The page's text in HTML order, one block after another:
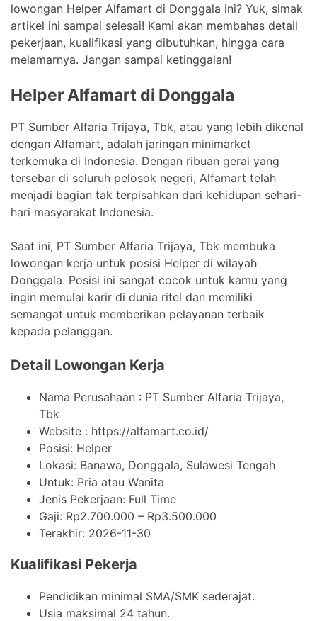
lowongan Helper Alfamart di Donggala ini? Yuk, simak
artikel ini sampai selesai! Kami akan membahas detail
pekerjaan, kualifikasi yang dibutuhkan, hingga cara
melamarnya. Jangan sampai ketinggalan!
Helper Alfamart di Donggala
PT Sumber Alfaria Trijaya, Tbk, atau yang lebih dikenal
dengan Alfamart, adalah jaringan minimarket
terkemuka di Indonesia. Dengan ribuan gerai yang
tersebar di seluruh pelosok negeri, Alfamart telah
menjadi bagian tak terpisahkan dari kehidupan sehari-
hari masyarakat Indonesia.
Saat ini, PT Sumber Alfaria Trijaya, Tbk membuka
lowongan kerja untuk posisi Helper di wilayah
Donggala. Posisi ini sangat cocok untuk kamu yang
ingin memulai karir di dunia ritel dan memiliki
semangat untuk memberikan pelayanan terbaik
kepada pelanggan.
Detail Lowongan Kerja
Nama Perusahaan : PT Sumber Alfaria Trijaya,
Tbk
Website : https://alfamart.co.id/
Posisi: Helper
Lokasi: Banawa, Donggala, Sulawesi Tengah
Untuk: Pria atau Wanita
Jenis Pekerjaan: Full Time
Gaji: Rp2.700.000 – Rp3.500.000
Terakhir: 2026-11-30
Kualifikasi Pekerja
Pendidikan minimal SMA/SMK sederajat.
Usia maksimal 24 tahun.